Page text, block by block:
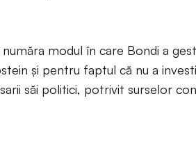
modul în care Bondi a
și pentru faptul că nu a
săi politici, potrivit surselor